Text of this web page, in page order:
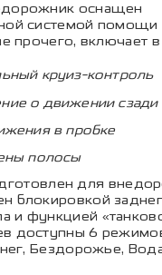
оснащен
системой
прочего, включает в
круиз-контроль
о движении сзади
в пробке
полосы
для
блокировкой
и функцией
доступны 6
Бездорожье,